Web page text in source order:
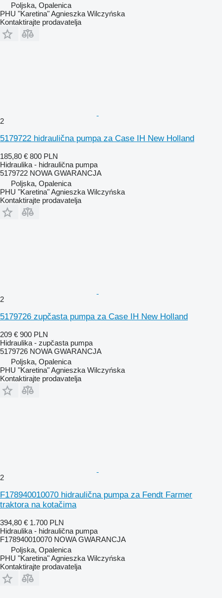
Poljska, Opalenica
PHU "Karetina" Agnieszka Wilczyńska
Kontaktirajte prodavatelja
2
5179722 hidraulična pumpa za Case IH New Holland
185,80 € 800 PLN
Hidraulika - hidraulična pumpa
5179722 NOWA GWARANCJA
Poljska, Opalenica
PHU "Karetina" Agnieszka Wilczyńska
Kontaktirajte prodavatelja
2
5179726 zupčasta pumpa za Case IH New Holland
209 € 900 PLN
Hidraulika - zupčasta pumpa
5179726 NOWA GWARANCJA
Poljska, Opalenica
PHU "Karetina" Agnieszka Wilczyńska
Kontaktirajte prodavatelja
2
F178940010070 hidraulična pumpa za Fendt Farmer
traktora na kotačima
394,80 € 1.700 PLN
Hidraulika - hidraulična pumpa
F178940010070 NOWA GWARANCJA
Poljska, Opalenica
PHU "Karetina" Agnieszka Wilczyńska
Kontaktirajte prodavatelja